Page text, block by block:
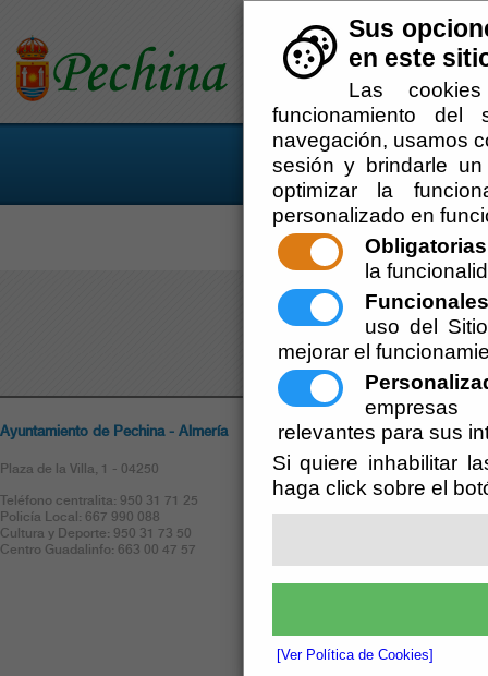
Sus
en este
Las
funcionamiento
navegación, usamos
sesión y brindarle
optimizar la
personalizado en
Obligatorias
la
Funcionales
uso del
mejorar el
empresas
relevantes para sus
Si quiere inhabilitar
haga click sobre el
[Ver Política de Cookies]
Pechina
Información corporativa
Conoce tu ayuntamiento
Home-
Ayuntamiento de Pechina - Almería
Plaza de la Villa, 1 - 04250
Teléfono centralita: 950 31 71 25
Policía Local: 667 990 088
Cultura y Deporte: 950 31 73 50
Centro Guadalinfo: 663 00 47 57
Políticas
Politica de
Aviso Legal
Politica de Cookies